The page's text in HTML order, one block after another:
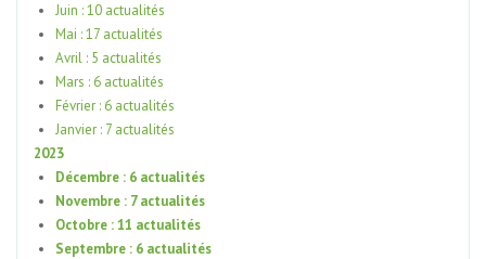
Juin : 10 actualités
Mai : 17 actualités
Avril : 5 actualités
Mars : 6 actualités
Février : 6 actualités
Janvier : 7 actualités
2023
Décembre : 6 actualités
Novembre : 7 actualités
Octobre : 11 actualités
Septembre : 6 actualités